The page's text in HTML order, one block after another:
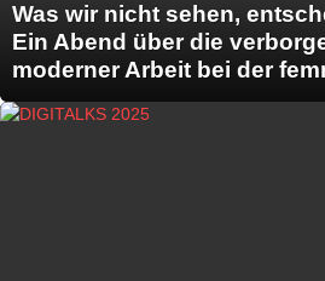
Was wir nicht sehen,
Ein Abend über die
moderner Arbeit bei der